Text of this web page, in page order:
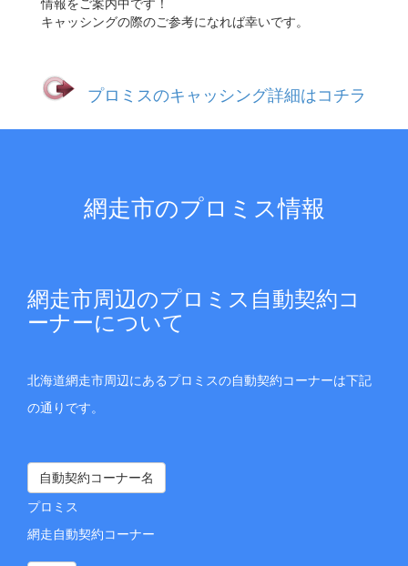
情報をご案内中です！
キャッシングの際のご参考になれば幸いです。
プロミスのキャッシング詳細はコチラ
網走市のプロミス情報
網走市周辺のプロミス自動契約コ
ーナーについて
北海道網走市周辺にあるプロミスの自動契約コーナーは下記
の通りです。
自動契約コーナー名
プロミス
網走自動契約コーナー